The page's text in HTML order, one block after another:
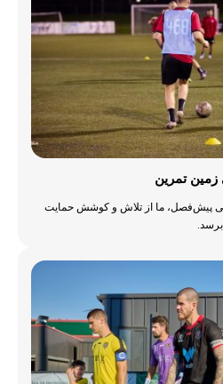
تمرین
پیش‌فصل، ما از تلاش و کوشش حمایت